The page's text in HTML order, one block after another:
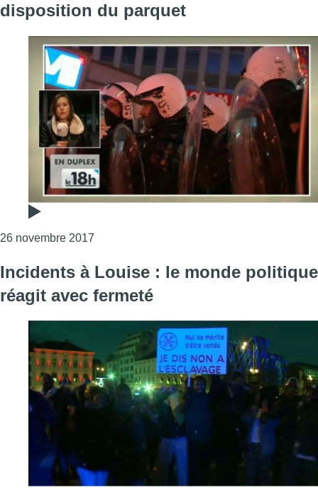
disposition du parquet
26 novembre 2017
Incidents à Louise : le monde politique
réagit avec fermeté